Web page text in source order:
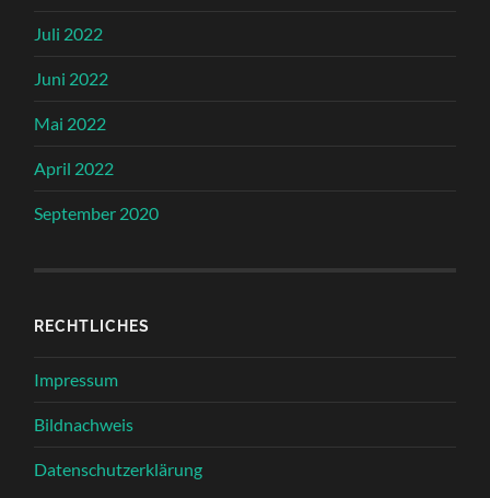
Juli 2022
Juni 2022
Mai 2022
April 2022
September 2020
RECHTLICHES
Impressum
Bildnachweis
Datenschutzerklärung